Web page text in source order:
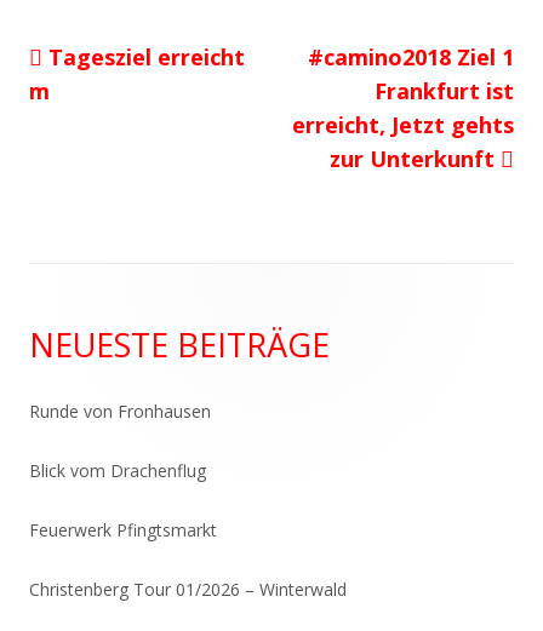
Beitragsnavigation
Vorheriger
Beitrag:
Tagesziel erreicht
m
Nächster
Beitrag
#camino2018 Ziel 1
Frankfurt ist
erreicht, Jetzt gehts
zur Unterkunft
Seitenleiste
NEUESTE BEITRÄGE
Runde von Fronhausen
Blick vom Drachenflug
Feuerwerk Pfingtsmarkt
Christenberg Tour 01/2026 – Winterwald